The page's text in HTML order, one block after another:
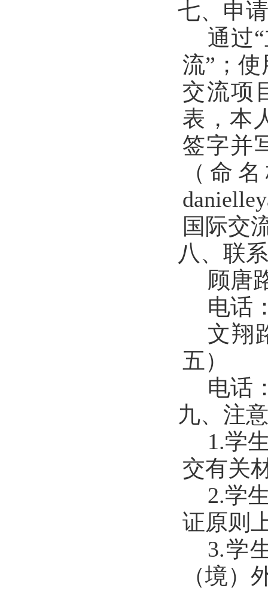
七、申
通过
流”；
交流项
表，本
签字并
（命
国际交
八、联
顾唐
电话
文翔
五）
电话
九、注
1.学
交有关
2.学
证原则
3.学
（境）